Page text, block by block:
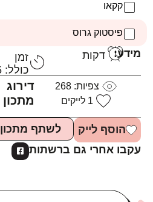
קקאו
פיסטוק גרוס
מידע: דקות
זמן
כולל: 45
צפיות:268
1 לייקים
דירוג
מתכון
הוסף לייק לשתף מתכון
עקבו אחרי גם ברשתות